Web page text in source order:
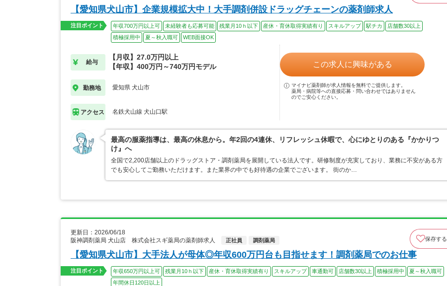
【愛知県犬山市】企業規模拡大中！大手調剤併設ドラッグチェーンの薬剤師求人
注目ポイント 年収700万円以上可 未経験者も応募可能 残業月10ｈ以下 産休・育休取得実績有り スキルアップ 駅チカ
店舗数30以上
積極採用中
夏～秋入職可 WEB面接OK
給与
【月収】27.0万円以上
【年収】400万円～740万円モデル
勤務地 愛知県 犬山市
アクセス 名鉄犬山線 犬山口駅
この求人に興味がある
マイナビ薬剤師が求人情報を無料でご提供します。
薬局・病院等への直接応募・問い合わせではありません
のでご安心ください。
最高の服薬指導は、最高の休息から。年2回の4連休、リフレッシュ休暇で、心にゆとりのある『かかりつ
け』へ
全国で2,200店舗以上のドラッグストア・調剤薬局を展開している法人です。研修制度が充実しており、業務に不安がある方
でも安心してご勤務いただけます。また業界の中でも好待遇の企業でございます。 街のか…
更新日：2026/06/18
阪神調剤薬局 犬山店 株式会社スギ薬局の薬剤師求人
正社員 調剤薬局 保存する
【愛知県犬山市】大手法人が母体◎年収600万円台も目指せます！調剤薬局でのお仕事
注目ポイント 年収650万円以上可 残業月10ｈ以下 産休・育休取得実績有り スキルアップ 車通勤可 店舗数30以上 積極採用中
夏～秋入職可
年間休日120日以上